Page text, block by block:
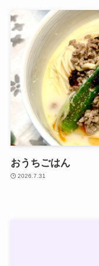
おうちごはん
2026.7.31